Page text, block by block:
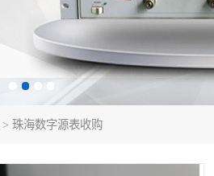
> 珠海数字源表收购
函数信号发生器
校准件
阻抗分析仪